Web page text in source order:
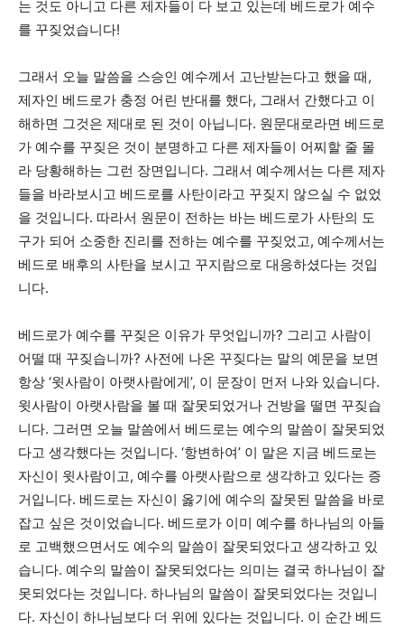
는 것도 아니고 다른 제자들이 다 보고 있는데 베드로가 예수
를 꾸짖었습니다!
그래서 오늘 말씀을 스승인 예수께서 고난받는다고 했을 때,
제자인 베드로가 충정 어린 반대를 했다, 그래서 간했다고 이
해하면 그것은 제대로 된 것이 아닙니다. 원문대로라면 베드로
가 예수를 꾸짖은 것이 분명하고 다른 제자들이 어찌할 줄 몰
라 당황해하는 그런 장면입니다. 그래서 예수께서는 다른 제자
들을 바라보시고 베드로를 사탄이라고 꾸짖지 않으실 수 없었
을 것입니다. 따라서 원문이 전하는 바는 베드로가 사탄의 도
구가 되어 소중한 진리를 전하는 예수를 꾸짖었고, 예수께서는
베드로 배후의 사탄을 보시고 꾸지람으로 대응하셨다는 것입
니다.
베드로가 예수를 꾸짖은 이유가 무엇입니까? 그리고 사람이
어떨 때 꾸짖습니까? 사전에 나온 꾸짖다는 말의 예문을 보면
항상 ‘윗사람이 아랫사람에게’, 이 문장이 먼저 나와 있습니다.
윗사람이 아랫사람을 볼 때 잘못되었거나 건방을 떨면 꾸짖습
니다. 그러면 오늘 말씀에서 베드로는 예수의 말씀이 잘못되었
다고 생각했다는 것입니다. ‘항변하여’ 이 말은 지금 베드로는
자신이 윗사람이고, 예수를 아랫사람으로 생각하고 있다는 증
거입니다. 베드로는 자신이 옳기에 예수의 잘못된 말씀을 바로
잡고 싶은 것이었습니다. 베드로가 이미 예수를 하나님의 아들
로 고백했으면서도 예수의 말씀이 잘못되었다고 생각하고 있
습니다. 예수의 말씀이 잘못되었다는 의미는 결국 하나님이 잘
못되었다는 것입니다. 하나님의 말씀이 잘못되었다는 것입니
다. 자신이 하나님보다 더 위에 있다는 것입니다. 이 순간 베드